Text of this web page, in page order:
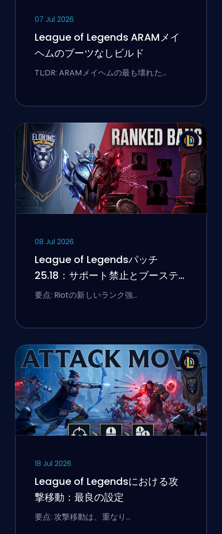
07 Jul 2026
League of Legends ARAMメイ
ヘムのブーツなしビルド
TL;DR: ARAMメイヘムの最も壊れた…
08 Jul 2026
League of Legendsパッチ
25.18：サポート禁止とブーステ
ィングのフラグ
要点: Riotの新しいランク強…
18 Jul 2026
League of Legendsにおける攻
撃移動：最良の設定
要点: 攻撃移動は、重なり…